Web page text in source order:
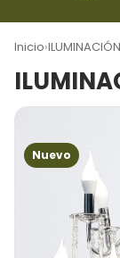
Inicio›ILUMINACIÓN
Nuevo